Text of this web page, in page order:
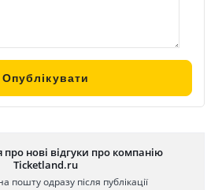
про нові відгуки про компанію
Ticketland.ru
пошту одразу після публікації